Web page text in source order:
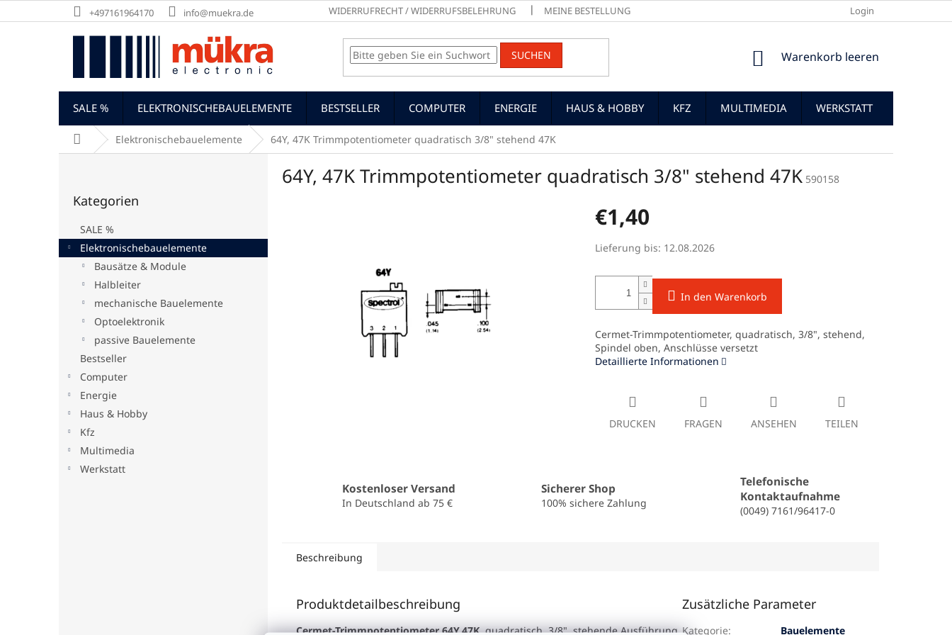
Inhalt
+497161964170 info@muekra.de WIDERRUFRECHT / WIDERRUFSBELEHRUNG MEINE BESTELLUNG Login
SUCHEN WARENKORB
Warenkorb leeren
SALE % ELEKTRONISCHEBAUELEMENTE BESTSELLER COMPUTER ENERGIE HAUS & HOBBY KFZ MULTIMEDIA WERKSTATT
StartseiteElektronischebauelemente 64Y, 47K Trimmpotentiometer quadratisch 3/8" stehend 47K
n
l
überspringen
Kategorien
SALE %
Elektronischebauelemente
Bausätze & Module
Halbleiter
mechanische Bauelemente
Optoelektronik
passive Bauelemente
Bestseller
Computer
Energie
Haus & Hobby
Kfz
Multimedia
Werkstatt
64Y, 47K Trimmpotentiometer quadratisch 3/8" stehend 47K 590158
€1,40
Verkaufspreis:
Lieferung bis: 12.08.2026
In den Warenkorb
Cermet-Trimmpotentiometer, quadratisch, 3/8", stehend,
Spindel oben, Anschlüsse versetzt
Detaillierte Informationen
DRUCKEN FRAGEN ANSEHEN TEILEN
Kostenloser Versand
In Deutschland ab 75 €
Sicherer Shop
100% sichere Zahlung
Telefonische
Kontaktaufnahme
(0049) 7161/96417-0
Beschreibung
Produktdetailbeschreibung
Cermet-Trimmpotentiometer 64Y,47K,quadratisch, 3/8", stehende Ausführung
Zusätzliche Parameter
Kategorie:
Bauelemente